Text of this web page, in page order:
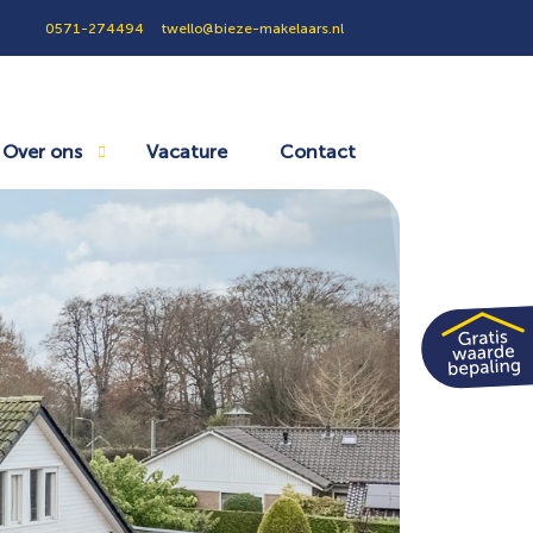
0571-274494 twello@bieze-makelaars.nl
Over ons Vacature Contact